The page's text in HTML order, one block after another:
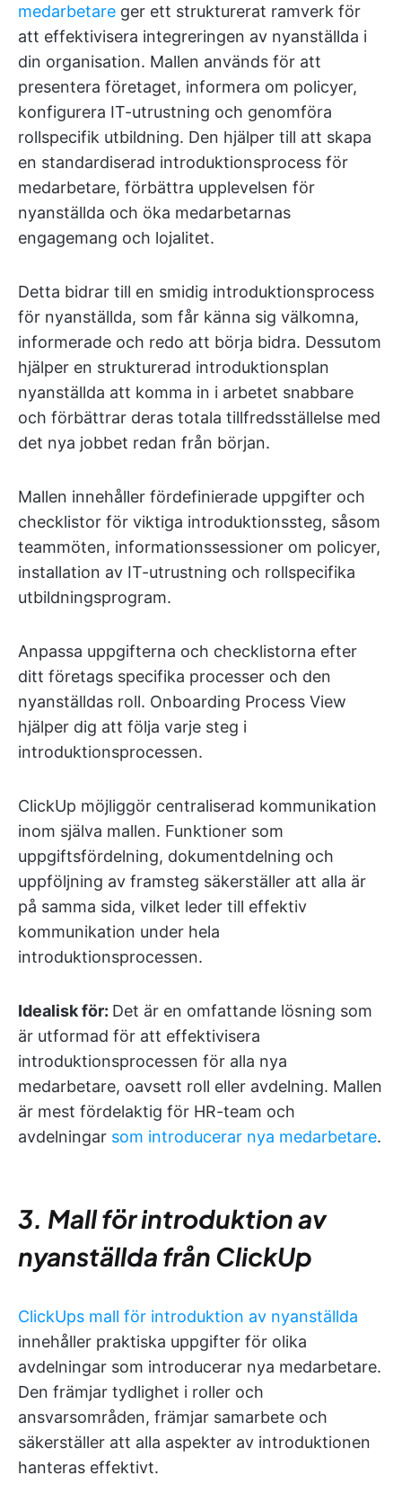
medarbetare ger ett strukturerat ramverk för
att effektivisera integreringen av nyanställda i
din organisation. Mallen används för att
presentera företaget, informera om policyer,
konfigurera IT-utrustning och genomföra
rollspecifik utbildning. Den hjälper till att skapa
en standardiserad introduktionsprocess för
medarbetare, förbättra upplevelsen för
nyanställda och öka medarbetarnas
engagemang och lojalitet.
Detta bidrar till en smidig introduktionsprocess
för nyanställda, som får känna sig välkomna,
informerade och redo att börja bidra. Dessutom
hjälper en strukturerad introduktionsplan
nyanställda att komma in i arbetet snabbare
och förbättrar deras totala tillfredsställelse med
det nya jobbet redan från början.
Mallen innehåller fördefinierade uppgifter och
checklistor för viktiga introduktionssteg, såsom
teammöten, informationssessioner om policyer,
installation av IT-utrustning och rollspecifika
utbildningsprogram.
Anpassa uppgifterna och checklistorna efter
ditt företags specifika processer och den
nyanställdas roll. Onboarding Process View
hjälper dig att följa varje steg i
introduktionsprocessen.
ClickUp möjliggör centraliserad kommunikation
inom själva mallen. Funktioner som
uppgiftsfördelning, dokumentdelning och
uppföljning av framsteg säkerställer att alla är
på samma sida, vilket leder till effektiv
kommunikation under hela
introduktionsprocessen.
Idealisk för: Det är en omfattande lösning som
är utformad för att effektivisera
introduktionsprocessen för alla nya
medarbetare, oavsett roll eller avdelning. Mallen
är mest fördelaktig för HR-team och
avdelningar som introducerar nya medarbetare.
3. Mall för introduktion av
nyanställda från ClickUp
ClickUps mall för introduktion av nyanställda
innehåller praktiska uppgifter för olika
avdelningar som introducerar nya medarbetare.
Den främjar tydlighet i roller och
ansvarsområden, främjar samarbete och
säkerställer att alla aspekter av introduktionen
hanteras effektivt.